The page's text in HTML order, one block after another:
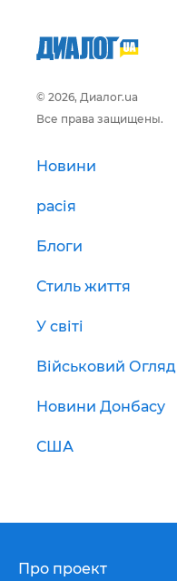
© 2026, Диалог.ua
Все права защищены.
Новини
расія
Блоги
Стиль життя
У світі
Військовий Огляд
Новини Донбасу
США
Про проект